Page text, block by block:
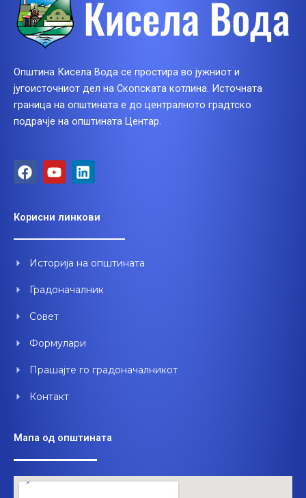
Општина Кисела Вода се простира во јужниот и
југоисточниот дел на Скопската котлина. Источната
граница на општината е до централното градтско
подрачје на општината Центар.
F
a
b
o
k
Y
o
u
b
L
i
e
d
n
Корисни линкови
Историја на општината
Градоначалник
Совет
Формулари
Прашајте го градоначалникот
Контакт
Мапа од општината